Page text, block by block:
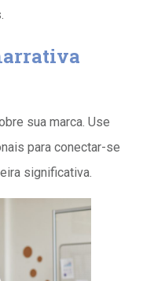
sua marca. Use
para conectar-se
significativa.